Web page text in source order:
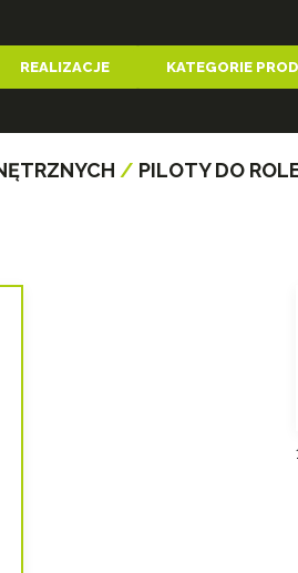
REALIZACJE KATEGORIE
/ PILOTY DO